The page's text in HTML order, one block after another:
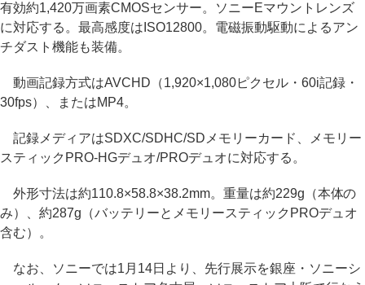
有効約1,420万画素CMOSセンサー。ソニーEマウントレンズ
に対応する。最高感度はISO12800。電磁振動駆動によるアン
チダスト機能も装備。
動画記録方式はAVCHD（1,920×1,080ピクセル・60i記録・
30fps）、またはMP4。
記録メディアはSDXC/SDHC/SDメモリーカード、メモリー
スティックPRO-HGデュオ/PROデュオに対応する。
外形寸法は約110.8×58.8×38.2mm。重量は約229g（本体の
み）、約287g（バッテリーとメモリースティックPROデュオ
含む）。
なお、ソニーでは1月14日より、先行展示を銀座・ソニーシ